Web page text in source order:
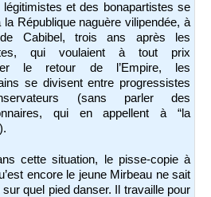
légitimistes et des bonapartistes se
la République naguère vilipendée, à
de Cabibel, trois ans après les
qui voulaient à tout prix
le retour de l’Empire, les
se divisent entre progressistes
(sans parler des
qui en appellent à “la
cette situation, le pisse-copie à
encore le jeune Mirbeau ne sait
sur quel pied danser. Il travaille pour